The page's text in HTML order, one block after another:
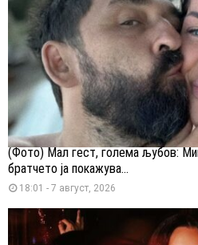
(Фото) Мал гест, голема љубов:
братчето ја покажува...
18:01 - 7 август, 2026